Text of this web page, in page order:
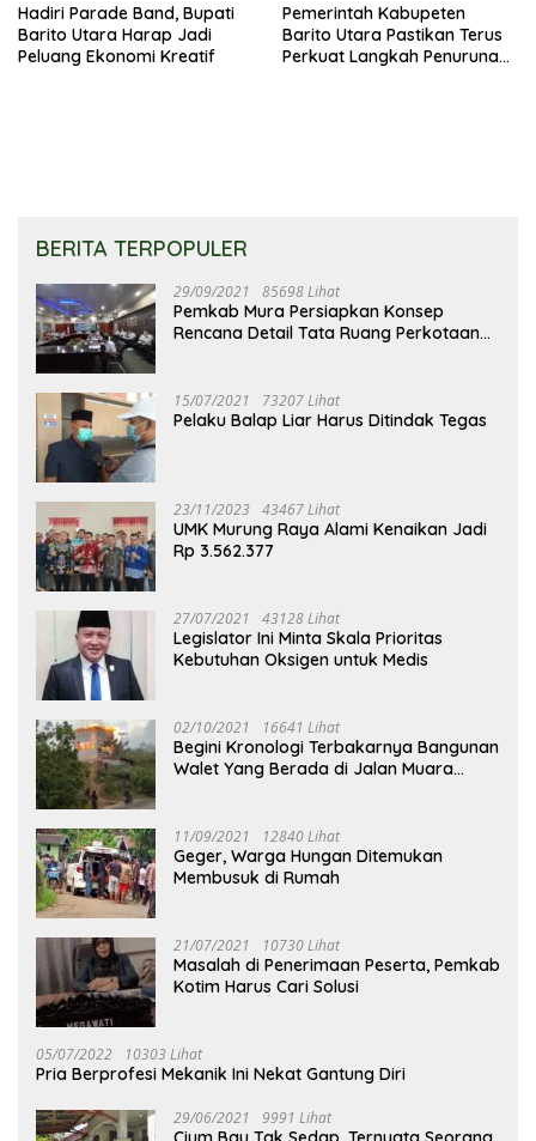
Hadiri Parade Band, Bupati
Barito Utara Harap Jadi
Peluang Ekonomi Kreatif
Pemerintah Kabupeten
Barito Utara Pastikan Terus
Perkuat Langkah Penurunan
BERITA TERPOPULER
29/09/2021 85698 Lihat
Pemkab Mura Persiapkan Konsep
Rencana Detail Tata Ruang Perkotaan
15/07/2021 73207 Lihat
Pelaku Balap Liar Harus Ditindak Tegas
23/11/2023 43467 Lihat
UMK Murung Raya Alami Kenaikan Jadi
Rp 3.562.377
27/07/2021 43128 Lihat
Legislator Ini Minta Skala Prioritas
Kebutuhan Oksigen untuk Medis
02/10/2021 16641 Lihat
Begini Kronologi Terbakarnya Bangunan
Walet Yang Berada di Jalan Muara
11/09/2021 12840 Lihat
Geger, Warga Hungan Ditemukan
Membusuk di Rumah
21/07/2021 10730 Lihat
Masalah di Penerimaan Peserta, Pemkab
Kotim Harus Cari Solusi
05/07/2022 10303 Lihat
Pria Berprofesi Mekanik Ini Nekat Gantung Diri
29/06/2021 9991 Lihat